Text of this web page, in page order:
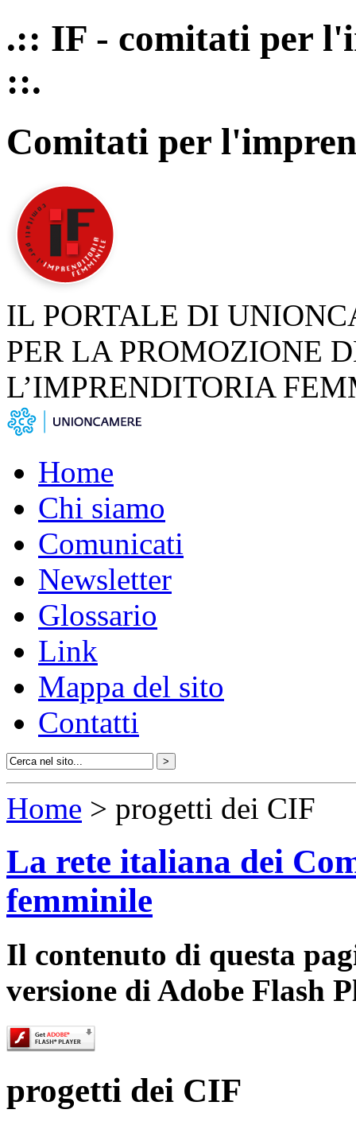
.:: IF - comitati per
::.
Comitati per
IL PORTALE DI
PER LA PROMOZIONE
L’IMPRENDITORIA
Home
Chi siamo
Comunicati
Newsletter
Glossario
Link
Mappa del sito
Contatti
Home > progetti dei CIF
La rete italiana dei
femminile
Il contenuto di questa
versione di Adobe Flash
progetti dei CIF